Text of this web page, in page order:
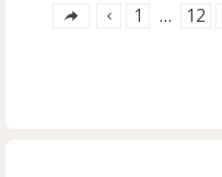
1 … 12